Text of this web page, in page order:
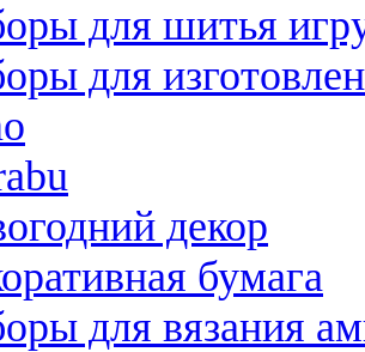
для шитья
для
декор
бумага
для вязания